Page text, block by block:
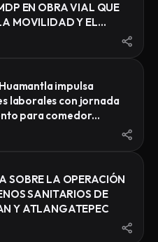
EN OBRA VIAL QUE
MOVILIDAD Y EL
DE YAUHQUEMEHCAN
impulsa
laborales con jornada
para comedor
SOBRE LA OPERACIÓN
SANITARIOS DE
Y ATLANGATEPEC